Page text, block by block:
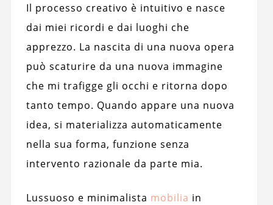
Il processo creativo è intuitivo e nasce
dai miei ricordi e dai luoghi che
apprezzo. La nascita di una nuova opera
può scaturire da una nuova immagine
che mi trafigge gli occhi e ritorna dopo
tanto tempo. Quando appare una nuova
idea, si materializza automaticamente
nella sua forma, funzione senza
intervento razionale da parte mia.
Lussuoso e minimalista mobilia in